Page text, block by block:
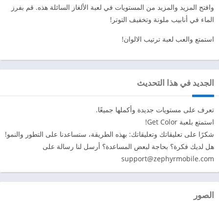
وافتح المزيد والمزيد من المستويات في لعبة الألغاز السائلة هذه. قم بفرز
الماء في أنابيب ملونة وتخفيف التوتر!
استمتع والعب لعبة ترتيب الالوان!
الجديد في هذا التحديث
تعرف على مستويات جديدة وأكملها جميعًا.
استمتع بلعبة Get Color!
شكرًا على تعليقاتك وتعليقاتك: بهذه الطريقة، ستساعدنا على التطور والنمو!
هل لديك فكرة؟ بحاجة لبعض المساعدة؟ أرسل لنا رسالة على
support@zephyrmobile.com
الصور